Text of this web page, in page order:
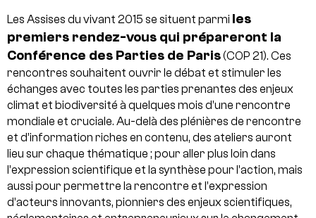
Les Assises du vivant 2015 se situent parmi les
premiers rendez-vous qui prépareront la
Conférence des Parties de Paris(COP 21). Ces
rencontres souhaitent ouvrir le débat et stimuler les
échanges avec toutes les parties prenantes des enjeux
climat et biodiversité à quelques mois d’une rencontre
mondiale et cruciale. Au-delà des plénières de rencontre
et d’information riches en contenu, des ateliers auront
lieu sur chaque thématique ; pour aller plus loin dans
l’expression scientifique et la synthèse pour l’action, mais
aussi pour permettre la rencontre et l’expression
d’acteurs innovants, pionniers des enjeux scientifiques,